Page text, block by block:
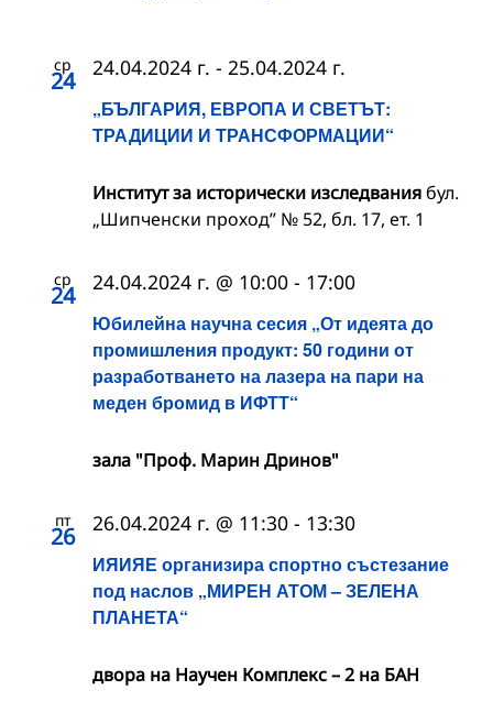
ср
24
„БЪЛГАРИЯ, ЕВРОПА И СВЕТЪТ:
ТРАДИЦИИ И ТРАНСФОРМАЦИИ“
24.04.2024 г. - 25.04.2024 г.
Институт за исторически изследваниябул.
„Шипченски проход” № 52, бл. 17, ет. 1
ср
24
Юбилейна научна сесия „От идеята до
промишления продукт: 50 години от
разработването на лазера на пари на
меден бромид в ИФТТ“
24.04.2024 г. @ 10:00 - 17:00
зала "Проф. Марин Дринов"
пт
26
ИЯИЯЕ организира спортно състезание
под наслов „МИРЕН АТОМ – ЗЕЛЕНА
ПЛАНЕТА“
26.04.2024 г. @ 11:30 - 13:30
двора на Научен Комплекс – 2 на БАН